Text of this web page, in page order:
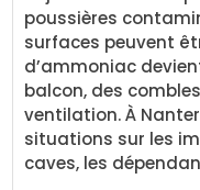
poussières
surfaces peuvent
d’ammoniac
balcon, des
ventilation. À
situations sur les
caves, les